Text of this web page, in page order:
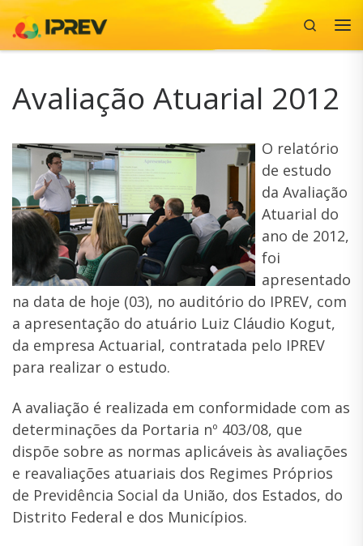
Skip to content
Search
Avaliação Atuarial 2012
O relatório
de estudo
da Avaliação
Atuarial do
ano de 2012,
foi
apresentado
na data de hoje (03), no auditório do IPREV, com
a apresentação do atuário Luiz Cláudio Kogut,
da empresa Actuarial, contratada pelo IPREV
para realizar o estudo.
A avaliação é realizada em conformidade com as
determinações da Portaria nº 403/08, que
dispõe sobre as normas aplicáveis às avaliações
e reavaliações atuariais dos Regimes Próprios
de Previdência Social da União, dos Estados, do
Distrito Federal e dos Municípios.